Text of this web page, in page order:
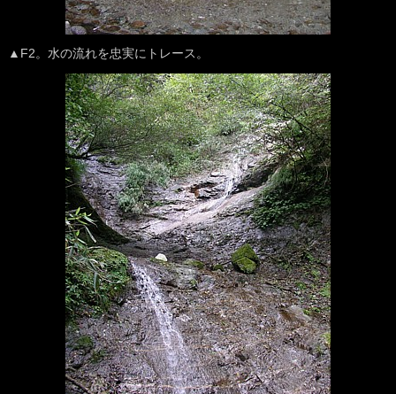
▲F2。水の流れを忠実にトレース。